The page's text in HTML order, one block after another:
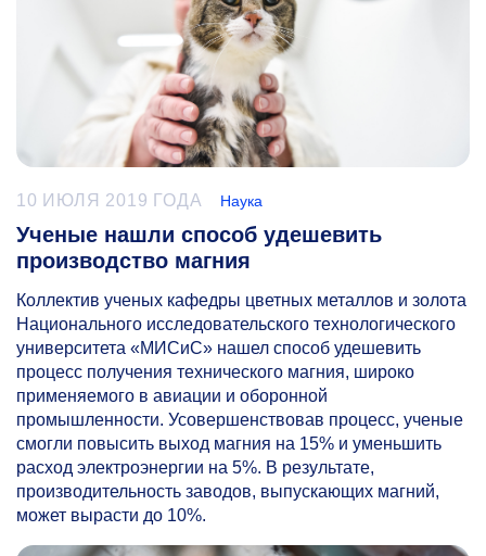
10 ИЮЛЯ 2019 ГОДА Наука
Ученые нашли способ удешевить
производство магния
Коллектив ученых кафедры цветных металлов и золота
Национального исследовательского технологического
университета «МИСиС» нашел способ удешевить
процесс получения технического магния, широко
применяемого в авиации и оборонной
промышленности. Усовершенствовав процесс, ученые
смогли повысить выход магния на 15% и уменьшить
расход электроэнергии на 5%. В результате,
производительность заводов, выпускающих магний,
может вырасти до 10%.